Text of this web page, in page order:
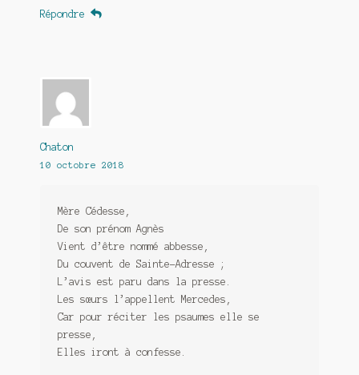
Répondre
Chaton
10 octobre 2018
Mère Cédesse,
De son prénom Agnès
Vient d’être nommé abbesse,
Du couvent de Sainte-Adresse ;
L’avis est paru dans la presse.
Les sœurs l’appellent Mercedes,
Car pour réciter les psaumes elle se
presse,
Elles iront à confesse.